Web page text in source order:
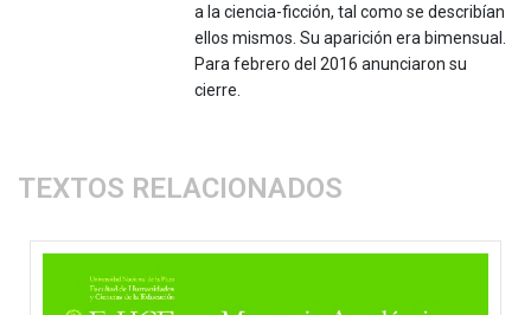
a la ciencia-ficción, tal como se describían
ellos mismos. Su aparición era bimensual.
Para febrero del 2016 anunciaron su
cierre.
TEXTOS RELACIONADOS